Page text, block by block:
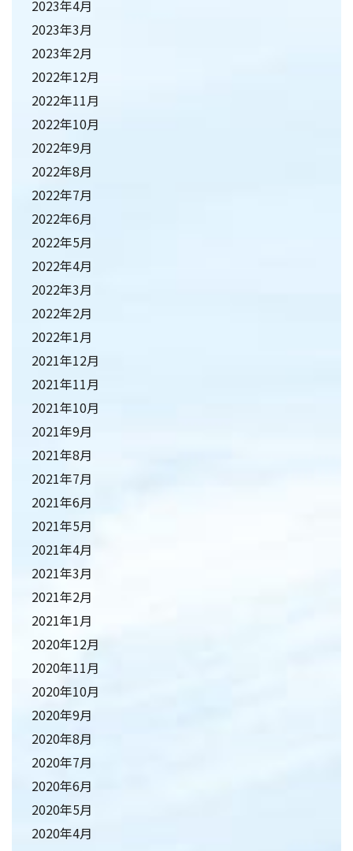
2023年4月
2023年3月
2023年2月
2022年12月
2022年11月
2022年10月
2022年9月
2022年8月
2022年7月
2022年6月
2022年5月
2022年4月
2022年3月
2022年2月
2022年1月
2021年12月
2021年11月
2021年10月
2021年9月
2021年8月
2021年7月
2021年6月
2021年5月
2021年4月
2021年3月
2021年2月
2021年1月
2020年12月
2020年11月
2020年10月
2020年9月
2020年8月
2020年7月
2020年6月
2020年5月
2020年4月